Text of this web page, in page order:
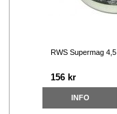
RWS Supermag 4,5
156 kr
INFO